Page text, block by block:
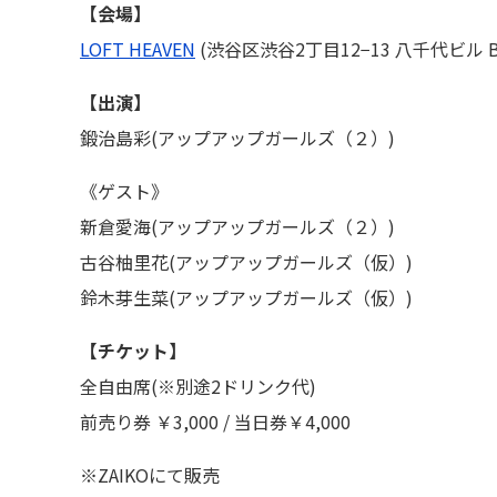
【会場】
LOFT HEAVEN (渋谷区渋谷2丁目12−13 八千代ビル
【出演】
鍛治島彩(アップアップガールズ（２）)
《ゲスト》
新倉愛海(アップアップガールズ（２）)
古谷柚里花(アップアップガールズ（仮）)
鈴木芽生菜(アップアップガールズ（仮）)
【チケット】
全自由席(※別途2ドリンク代)
前売り券 ￥3,000 / 当日券￥4,000
※ZAIKOにて販売